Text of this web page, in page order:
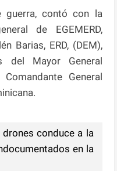
guerra, contó con la
de EGEMERD,
Barias, ERD, (DEM),
del Mayor General
General
conduce a la
en la